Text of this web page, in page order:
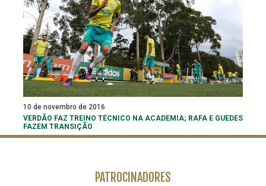
10 de novembro de 2016
VERDÃO FAZ TREINO TÉCNICO NA ACADEMIA; RAFA E GUEDES
FAZEM TRANSIÇÃO
PATROCINADORES